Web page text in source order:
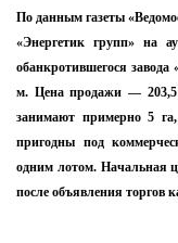
По данным газеты
«Энергетик групп» на
обанкротившегося
м. Цена продажи — 203,5
занимают примерно 5
пригодны под
одним лотом. Начальная
после объявления торгов